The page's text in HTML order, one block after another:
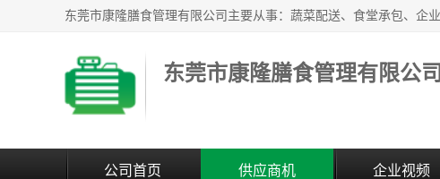
东莞市康隆膳食管理有限公司
公司首页 供应商机 企业视频